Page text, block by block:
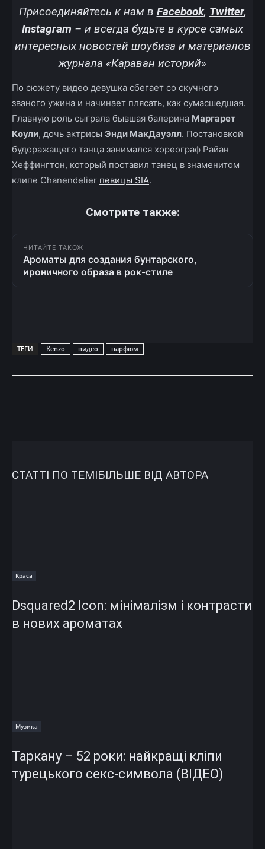
Присоединяйтесь к нам в Facebook, Twitter,
Instagram – и всегда будьте в курсе самых
интересных новостей шоубиза и материалов
журнала «Караван историй»
По сюжету видео девушка сбегает со скучного
званого ужина и начинает плясать, как сумасшедшая.
Главную роль сыграла бывшая балерина Маргарет
Коули, дочь актрисы Энди МакДауэлл. Постановкой
будоражащего танца занимался хореограф Райан
Хеффингтон, который поставил танец в знаменитом
клипе Chanendelier певицы SIA.
Смотрите также:
ЧИТАЙТЕ ТАКОЖ
Ароматы для создания бунтарского,
ироничного образа в рок-стиле
ТЕГИ Kenzo видео парфюм
СТАТТІ ПО ТЕМІБІЛЬШЕ ВІД АВТОРА
Краса
Dsquared2 Icon: мінімалізм і контрасти
в нових ароматах
Музика
Таркану – 52 роки: найкращі кліпи
турецького секс-символа (ВІДЕО)